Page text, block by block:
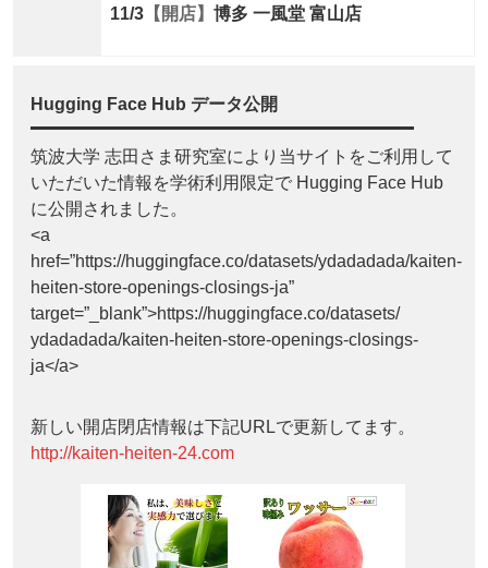
11/3 【開店】 博多 一風堂 富山店
Hugging Face Hub データ公開
筑波大学 志田さま研究室により当サイトをご利用して
いただいた情報を学術利用限定で Hugging Face Hub
に公開されました。
<a
href=”https://huggingface.co/datasets/ydadadada/kaiten-
heiten-store-openings-closings-ja”
target=”_blank”>https://huggingface.co/datasets/
ydadadada/kaiten-heiten-store-openings-closings-
ja</a>
新しい開店閉店情報は下記URLで更新してます。
http://kaiten-heiten-24.com